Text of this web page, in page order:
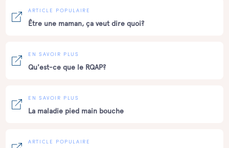
ARTICLE POPULAIRE
Être une maman, ça veut dire quoi?
EN SAVOIR PLUS
Qu'est-ce que le RQAP?
EN SAVOIR PLUS
La maladie pied main bouche
ARTICLE POPULAIRE